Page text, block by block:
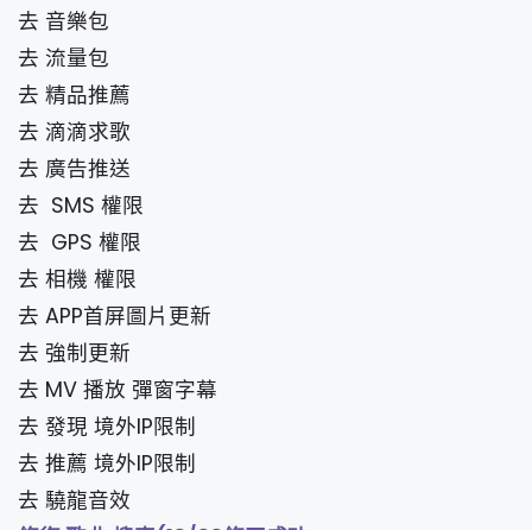
去 音樂包
去 流量包
去 精品推薦
去 滴滴求歌
去 廣告推送
去 SMS 權限
去 GPS 權限
去 相機 權限
去 APP首屏圖片更新
去 強制更新
去 MV 播放 彈窗字幕
去 發現 境外IP限制
去 推薦 境外IP限制
去 驍龍音效